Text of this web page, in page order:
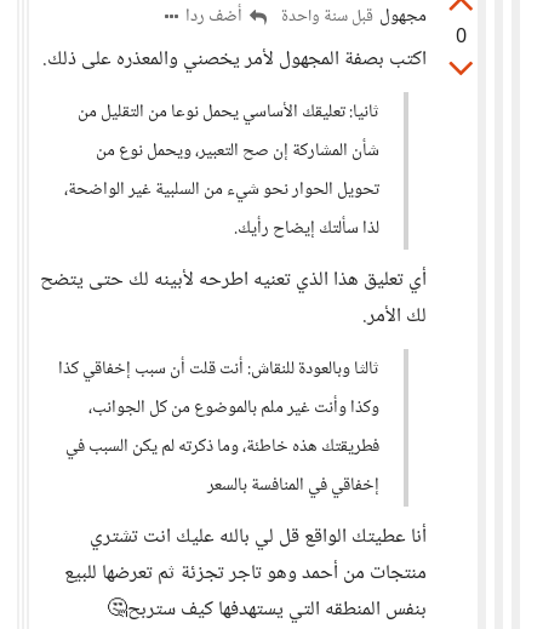
0
مجهول قبل سنة واحدة أضف ردا
اكتب بصفة المجهول لأمر يخصني والمعذره على ذلك.
ثانيا: تعليقك الأساسي يحمل نوعا من التقليل من
شأن المشاركة إن صح التعبير، ويحمل نوع من
تحويل الحوار نحو شيء من السلبية غير الواضحة،
لذا سألتك إيضاح رأيك.
أي تعليق هذا الذي تعنيه اطرحه لأبينه لك حتى يتضح
لك الأمر.
ثالثا وبالعودة للنقاش: أنت قلت أن سبب إخفاقي كذا
وكذا وأنت غير ملم بالموضوع من كل الجوانب،
فطريقتك هذه خاطئة، وما ذكرته لم يكن السبب في
إخفاقي في المنافسة بالسعر
أنا عطيتك الواقع قل لي بالله عليك انت تشتري
منتجات من أحمد وهو تاجر تجزئة ثم تعرضها للبيع
بنفس المنطقه التي يستهدفها كيف ستربح🤔